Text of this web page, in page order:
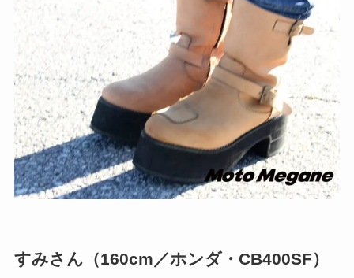
すみさん（160cm／ホンダ・CB400SF）